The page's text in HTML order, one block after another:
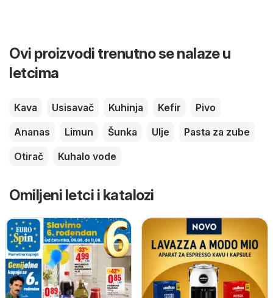
Ovi proizvodi trenutno se nalaze u
letcima
Kava Usisavač Kuhinja Kefir
Pivo
Ananas
Limun Šunka Ulje
Pasta za zube
Otirač
Kuhalo vode
Omiljeni letci i katalozi